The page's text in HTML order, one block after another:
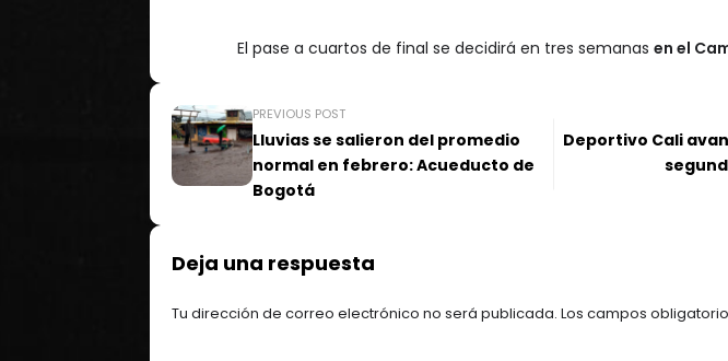
El pase a cuartos de final se decidirá en tres semanas en el
PREVIOUS POST
Lluvias se salieron del promedio
normal en febrero: Acueducto de
Bogotá
Deportivo Cali
Deja una respuesta
Tu dirección de correo electrónico no será publicada. Los campos